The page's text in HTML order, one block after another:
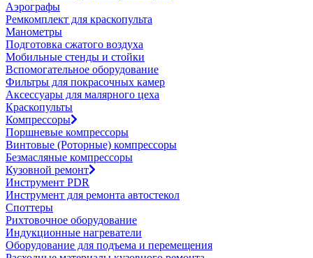
Аэрографы
Ремкомплект для краскопульта
Манометры
Подготовка сжатого воздуха
Мобильные стенды и стойки
Вспомогательное оборудование
Фильтры для покрасочных камер
Аксессуары для малярного цеха
Краскопульты
Компрессоры
Поршневые компрессоры
Винтовые (Роторные) компрессоры
Безмасляные компрессоры
Кузовной ремонт
Инструмент PDR
Инструмент для ремонта автостекол
Споттеры
Рихтовочное оборудование
Индукционные нагреватели
Оборудование для подъема и перемещения